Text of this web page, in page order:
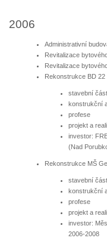
2006
Administrativní
Revitalizace
Revitalizace
Rekonstrukce BD
stavební část
konstrukční
profese
projekt a
investor:
(Nad
Rekonstrukce MŠ
stavební část
konstrukční
profese
projekt a
investor:
2006-2008